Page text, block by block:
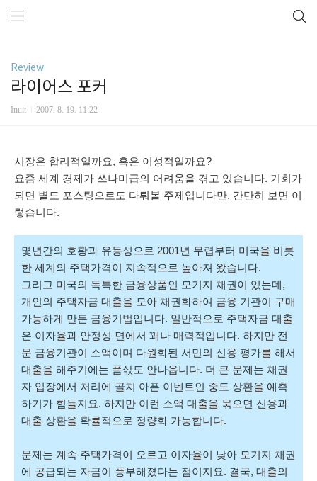
Review
라이어스 포커
Inuit 2007. 8. 19. 11:22
시장은 합리적일까요, 혹은 이성적일까요?
요즘 세계 경제가 쓰나미급의 어려움을 겪고 있습니다. 기회가
되면 별도 포스팅으로도 다뤄볼 주제입니다만, 간단히 보면 이
렇습니다.
몇년간의 호황과 유동성으로 2001년 무렵부터 미국을 비롯
한 세계의 주택가격이 지속적으로 높아져 왔습니다.
그리고 미국의 독특한 금융상품인 모기지 채권이 있는데,
개인의 주택자금 대출을 모아 채권화하여 금융 기관이 구매
가능하게 만든 금융기법입니다. 일반적으로 주택자금 대출
은 이자율과 안정성 면에서 꽤나 매력적입니다. 하지만 전
문 금융기관이 소액이며 다원화된 서민의 신용 평가를 해서
대출을 해주기에는 품삯도 안나옵니다. 더 큰 문제는 채권
자 입장에서 처리에 골치 아픈 이벤트인 중도 상환을 예측
하기가 힘들지요. 하지만 이런 소액 대출을 묶으면 신용과
대출 상환을 확률적으로 정량화 가능합니다.
문제는 계속 주택가격이 오르고 이자율이 낮아 모기지 채권
에 공급되는 자금이 풍부해졌다는 점이지요. 결국, 대출의